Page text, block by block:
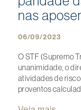
nas
06/09/2023
O STF (Supremo
unanimidade, o
atividades de
proventos